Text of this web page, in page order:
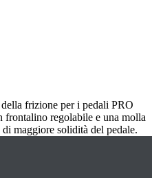
frizione per i pedali PRO
frontalino regolabile e una molla
maggiore solidità del pedale.